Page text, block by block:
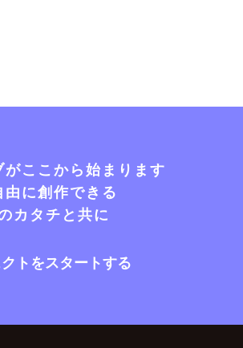
ここから始まります
に創作できる
カタチと共に
トをスタートする